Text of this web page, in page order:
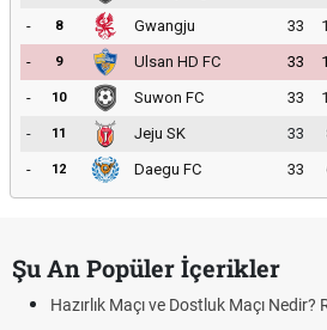
-
8 Gwangju 33
-
9 Ulsan HD FC 33
-
10 Suwon FC 33
-
11 Jeju SK 33
-
12 Daegu FC 33
Şu An Popüler İçerikler
Hazırlık Maçı ve Dostluk Maçı